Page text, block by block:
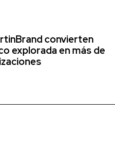
convierten
explorada en más de